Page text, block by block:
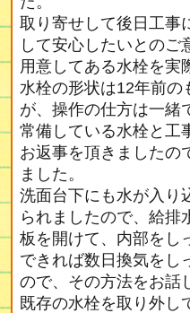
取り寄せして後日工事
して安心したいとのご
用意してある水栓を実
水栓の形状は12年前の
が、操作の仕方は一緒
常備している水栓と工
お返事を頂きましたの
ました。
洗面台下にも水が入り
られましたので、給排
板を開けて、内部をし
できれば数日換気をし
ので、その方法をお話
既存の水栓を取り外し